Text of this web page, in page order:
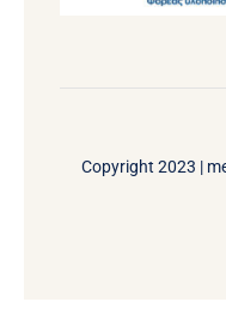
Copyright 2023 |